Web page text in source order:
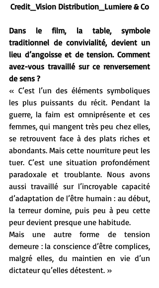
Credit_Vision Distribution_Lumiere & Co
Dans le film, la table, symbole
traditionnel de convivialité, devient un
lieu d’angoisse et de tension. Comment
avez-vous travaillé sur ce renversement
de sens ?
« C’est l’un des éléments symboliques
les plus puissants du récit. Pendant la
guerre, la faim est omniprésente et ces
femmes, qui mangent très peu chez elles,
se retrouvent face à des plats riches et
abondants. Mais cette nourriture peut les
tuer. C’est une situation profondément
paradoxale et troublante. Nous avons
aussi travaillé sur l’incroyable capacité
d’adaptation de l’être humain : au début,
la terreur domine, puis peu à peu cette
peur devient presque une habitude.
Mais une autre forme de tension
demeure : la conscience d’être complices,
malgré elles, du maintien en vie d’un
dictateur qu’elles détestent. »